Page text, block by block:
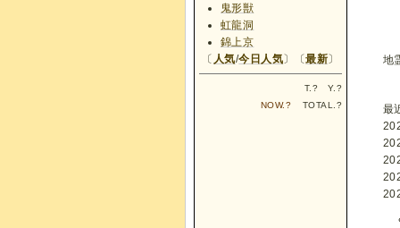
地
最
鬼形獣
虹龍洞
錦上京
〔 人気/今日人気〕〔最新〕
T. ? Y. ?
NOW.? TOTAL. ?